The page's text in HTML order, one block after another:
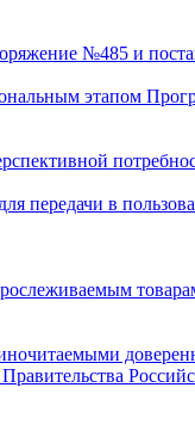
№485 и
этапом
передачи в